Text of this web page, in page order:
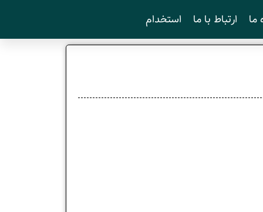
ما ارتباط با ما استخدام